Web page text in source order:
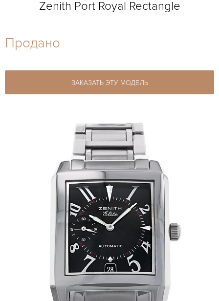
27-44
27-44
Zenith Port Royal Rectangle
Продано
ЗАКАЗАТЬ ЭТУ МОДЕЛЬ